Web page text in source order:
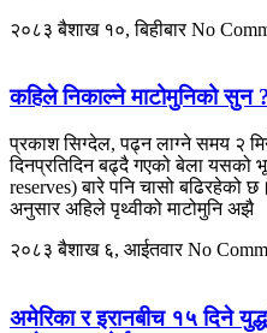
२०८३ बैशाख १०, बिहीबारNo
कहिले निकाल्ने माटोमुनिको सुन
प्रकाश सिग्देल, पढ्न लाग्ने समय २
दिनप्रतिदिन बढ्दै गएको बेला यसको
reserves) बारे पनि चासो बढिरहेको
अनुसार अहिले पृथ्वीको माटोमुनि अझै
२०८३ बैशाख ६, आईतवारNo
अमेरिका र इरानबीच १५ दिने